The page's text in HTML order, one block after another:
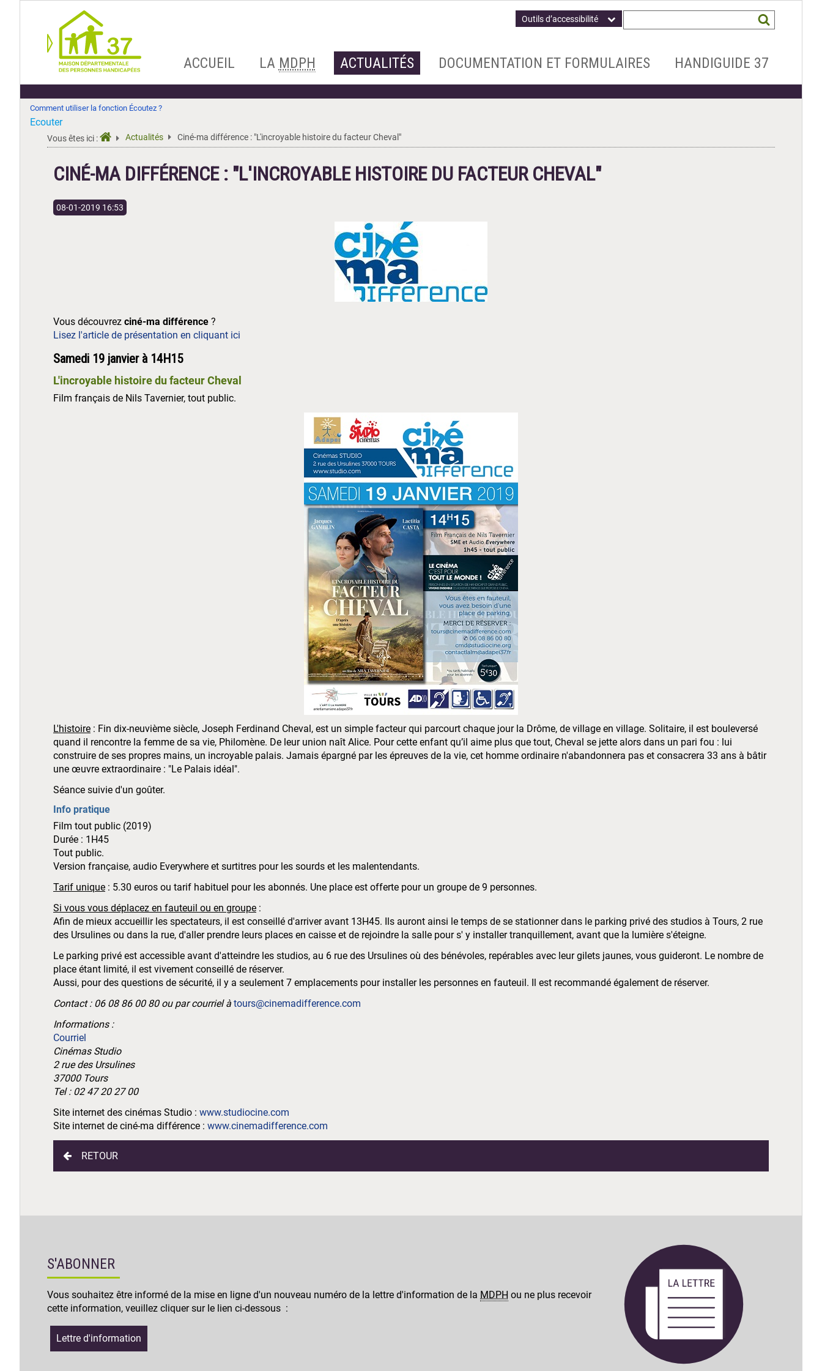
Outils d’accessibilité
AllerACCUEIL LA MDPH ACTUALITÉS DOCUMENTATION ET FORMULAIRES HANDIGUIDE 37
Comment utiliser la fonction Écoutez ?
Ecouter
Vous êtes ici : Actualités Ciné-ma différence : "L'incroyable histoire du facteur Cheval"
CINÉ-MA DIFFÉRENCE : "L'INCROYABLE HISTOIRE DU FACTEUR CHEVAL"
08-01-2019 16:53
Vous découvrez ciné-ma différence ?
Lisez l'article de présentation en cliquant ici
Samedi 19 janvier à 14H15
L'incroyable histoire du facteur Cheval
Film français de Nils Tavernier, tout public.
L'histoire : Fin dix-neuvième siècle, Joseph Ferdinand Cheval, est un simple facteur qui parcourt chaque jour la Drôme, de village en village. Solitaire, il est bouleversé
quand il rencontre la femme de sa vie, Philomène. De leur union naît Alice. Pour cette enfant qu’il aime plus que tout, Cheval se jette alors dans un pari fou : lui
construire de ses propres mains, un incroyable palais. Jamais épargné par les épreuves de la vie, cet homme ordinaire n'abandonnera pas et consacrera 33 ans à bâtir
une œuvre extraordinaire : "Le Palais idéal".
Séance suivie d'un goûter.
Info pratique
Film tout public (2019)
Durée : 1H45
Tout public.
Version française, audio Everywhere et surtitres pour les sourds et les malentendants.
Tarif unique : 5.30 euros ou tarif habituel pour les abonnés. Une place est offerte pour un groupe de 9 personnes.
Si vous vous déplacez en fauteuil ou en groupe :
Afin de mieux accueillir les spectateurs, il est conseillé d'arriver avant 13H45. Ils auront ainsi le temps de se stationner dans le parking privé des studios à Tours, 2 rue
des Ursulines ou dans la rue, d'aller prendre leurs places en caisse et de rejoindre la salle pour s' y installer tranquillement, avant que la lumière s'éteigne.
Le parking privé est accessible avant d'atteindre les studios, au 6 rue des Ursulines où des bénévoles, repérables avec leur gilets jaunes, vous guideront. Le nombre de
place étant limité, il est vivement conseillé de réserver.
Aussi, pour des questions de sécurité, il y a seulement 7 emplacements pour installer les personnes en fauteuil. Il est recommandé également de réserver.
Contact : 06 08 86 00 80 ou par courriel à tours@cinemadifference.com
Informations :
Courriel
Cinémas Studio
2 rue des Ursulines
37000 Tours
Tel : 02 47 20 27 00
Site internet des cinémas Studio : www.studiocine.com
Site internet de ciné-ma différence : www.cinemadifference.com
RETOUR
S'ABONNER
Vous souhaitez être informé de la mise en ligne d'un nouveau numéro de la lettre d'information de la MDPH ou ne plus recevoir
cette information, veuillez cliquer sur le lien ci-dessous :
Lettre d'information